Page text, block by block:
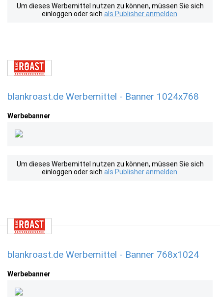
Um dieses Werbemittel nutzen zu können, müssen Sie sich
einloggen oder sich als Publisher anmelden
blankroast.de Werbemittel - Banner 1024x768
Werbebanner
Um dieses Werbemittel nutzen zu können, müssen Sie sich
einloggen oder sich als Publisher anmelden
blankroast.de Werbemittel - Banner 768x1024
Werbebanner